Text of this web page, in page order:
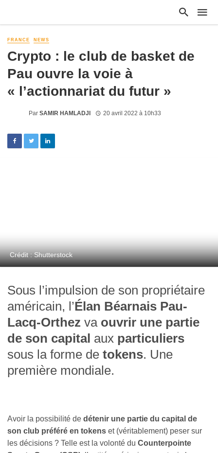
FRANCE NEWS
Crypto : le club de basket de
Pau ouvre la voie à
« l’actionnariat du futur »
Par SAMIR HAMLADJI 20 avril 2022 à 10h33
Crédit : Shutterstock
Sous l’impulsion de son propriétaire
américain, l’Élan Béarnais Pau-
Lacq-Orthez va ouvrir une partie
de son capital aux particuliers
sous la forme de tokens. Une
première mondiale.
Avoir la possibilité de détenir une partie du capital de
son club préféré en tokens et (véritablement) peser sur
les décisions ? Telle est la volonté du Counterpointe